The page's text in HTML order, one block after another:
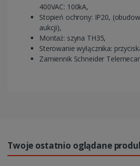
400VAC: 100kA,
Stopień ochrony: IP20,
aukcji),
Montaż: szyna TH35,
Sterowanie wyłącznika:
Zamiennik Schneider
Twoje ostatnio oglądane